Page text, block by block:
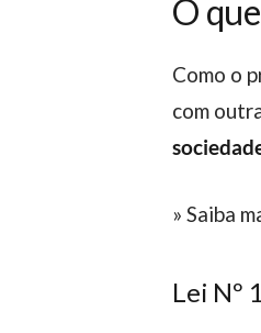
O
Como o
com
» Saiba
Lei Nº